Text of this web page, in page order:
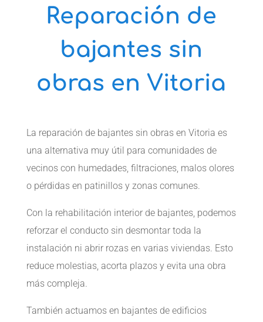
Reparación de
bajantes sin
obras en Vitoria
La reparación de bajantes sin obras en Vitoria es
una alternativa muy útil para comunidades de
vecinos con humedades, filtraciones, malos olores
o pérdidas en patinillos y zonas comunes.
Con la rehabilitación interior de bajantes, podemos
reforzar el conducto sin desmontar toda la
instalación ni abrir rozas en varias viviendas. Esto
reduce molestias, acorta plazos y evita una obra
más compleja.
También actuamos en bajantes de edificios